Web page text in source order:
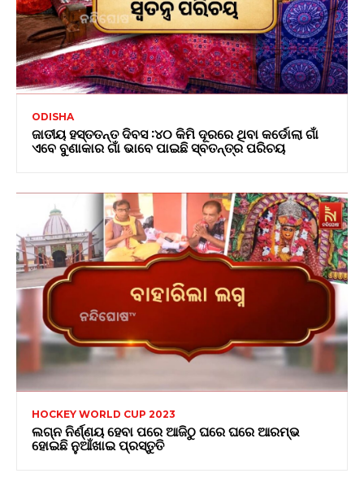
ODISHA
ଜାତୀୟ ହସ୍ତତନ୍ତ ଦିବସ :୪୦ କିମି ଦୂରରେ ଥିବା କର୍ଡୋଲା ଗାଁ
ଏବେ ବୁଣାକାର ଗାଁ ଭାବେ ପାଇଛି ସ୍ବତନ୍ତ୍ର ପରିଚୟ
HOCKEY WORLD CUP 2023
ଲଗ୍ନ ନିର୍ଣ୍ଣୟ ହେବା ପରେ ଆଜିଠୁ ଘରେ ଘରେ ଆରମ୍ଭ
ହୋଇଛି ନୁଆଁଖାଇ ପ୍ରସ୍ତୁତି